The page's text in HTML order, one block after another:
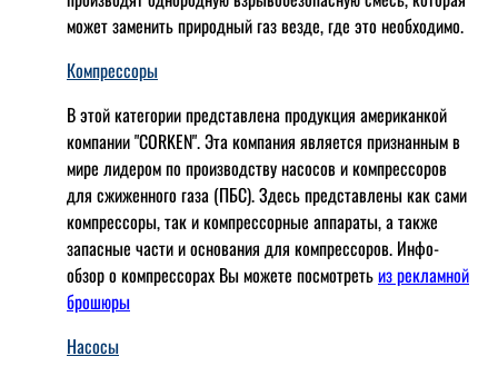
может заменить природный газ везде, где это необходимо.
Компрессоры
В этой категории представлена продукция американкой
компании "CORKEN". Эта компания является признанным в
мире лидером по производству насосов и компрессоров
для сжиженного газа (ПБС). Здесь представлены как сами
компрессоры, так и компрессорные аппараты, а также
запасные части и основания для компрессоров. Инфо-
обзор о компрессорах Вы можете посмотретьиз рекламной
брошюры
Насосы